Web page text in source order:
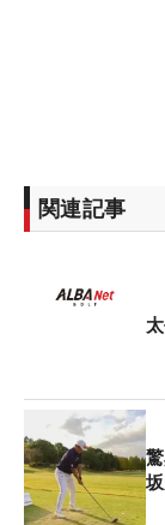
関連記事